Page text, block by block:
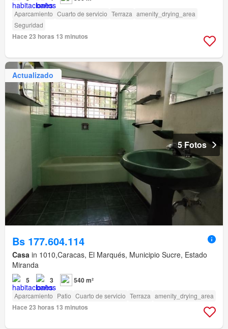
Aparcamiento Cuarto de servicio Terraza amenity_drying_area
Seguridad
Hace 23 horas 13 minutos
Actualizado
5 Fotos
Bs 177.604.114
Casa in 1010,Caracas, El Marqués, Municipio Sucre, Estado
Miranda
5 3 540 m²
Aparcamiento Patio Cuarto de servicio Terraza amenity_drying_area
Hace 23 horas 13 minutos